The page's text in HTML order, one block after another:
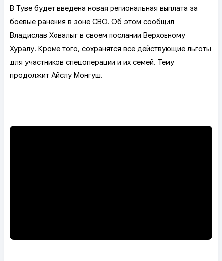
В Туве будет введена новая региональная выплата за
боевые ранения в зоне СВО. Об этом сообщил
Владислав Ховалыг в своем послании Верховному
Хуралу. Кроме того, сохранятся все действующие льготы
для участников спецоперации и их семей. Тему
продолжит Айслу Монгуш.